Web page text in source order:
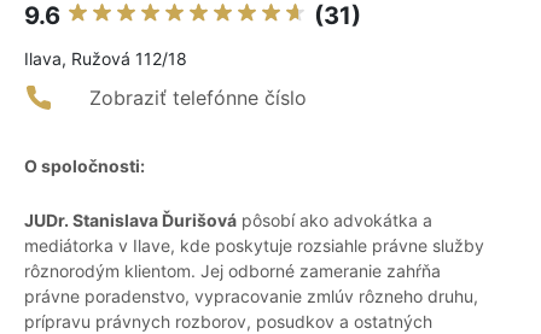
9.6 (31)
Ilava, Ružová 112/18
Zobraziť telefónne číslo
O spoločnosti:
JUDr. Stanislava Ďurišová pôsobí ako advokátka a
mediátorka v Ilave, kde poskytuje rozsiahle právne služby
rôznorodým klientom. Jej odborné zameranie zahŕňa
právne poradenstvo, vypracovanie zmlúv rôzneho druhu,
prípravu právnych rozborov, posudkov a ostatných